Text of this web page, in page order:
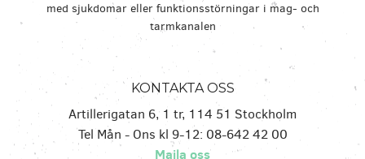
med sjukdomar eller funktionsstörningar i mag- och
tarmkanalen
KONTAKTA OSS
Artillerigatan 6, 1 tr, 114 51 Stockholm
Tel Mån - Ons kl 9-12: 08-642 42 00
Maila oss